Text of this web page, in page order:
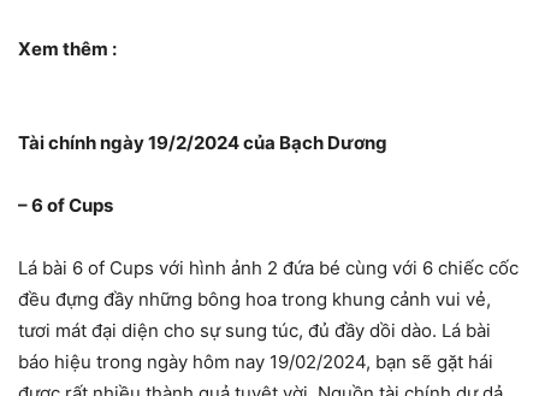
Xem thêm :
Tài chính ngày 19/2/2024 của Bạch Dương
– 6 of Cups
Lá bài 6 of Cups với hình ảnh 2 đứa bé cùng với 6 chiếc cốc
đều đựng đầy những bông hoa trong khung cảnh vui vẻ,
tươi mát đại diện cho sự sung túc, đủ đầy dồi dào. Lá bài
báo hiệu trong ngày hôm nay 19/02/2024, bạn sẽ gặt hái